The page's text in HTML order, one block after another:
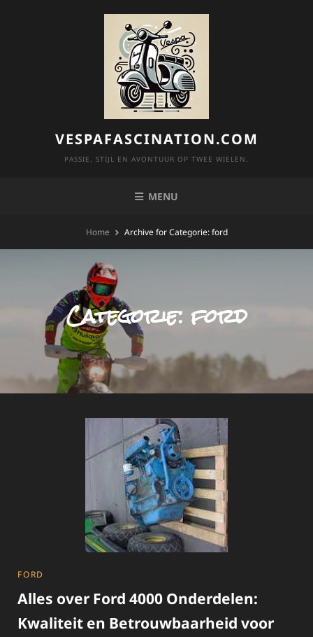
VESPAFASCINATION.COM
PASSIE, STIJL EN AVONTUUR OP TWEE WIELEN.
MENU
Home Archive forCategorie:ford
Categorie:ford
CATEGORIES
FORD
Alles over Ford 4000 Onderdelen:
Kwaliteit en Betrouwbaarheid voor